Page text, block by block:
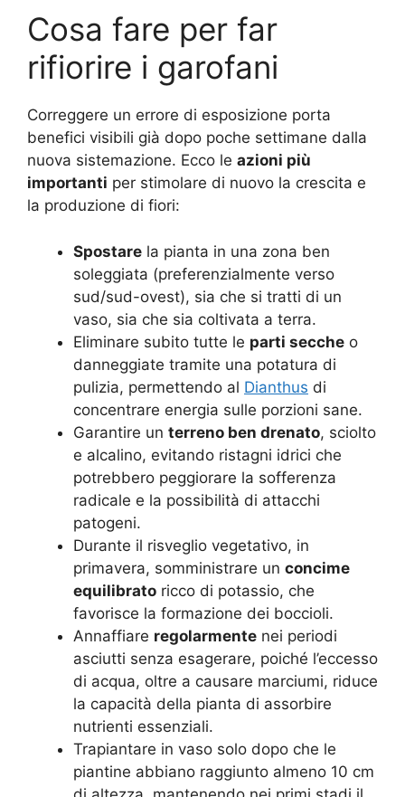
Cosa fare per far
rifiorire i garofani
Correggere un errore di esposizione porta
benefici visibili già dopo poche settimane dalla
nuova sistemazione. Ecco le azioni più
importanti per stimolare di nuovo la crescita e
la produzione di fiori:
Spostare la pianta in una zona ben
soleggiata (preferenzialmente verso
sud/sud-ovest), sia che si tratti di un
vaso, sia che sia coltivata a terra.
Eliminare subito tutte le parti secche o
danneggiate tramite una potatura di
pulizia, permettendo al Dianthus di
concentrare energia sulle porzioni sane.
Garantire un terreno ben drenato, sciolto
e alcalino, evitando ristagni idrici che
potrebbero peggiorare la sofferenza
radicale e la possibilità di attacchi
patogeni.
Durante il risveglio vegetativo, in
primavera, somministrare un concime
equilibrato ricco di potassio, che
favorisce la formazione dei boccioli.
Annaffiare regolarmente nei periodi
asciutti senza esagerare, poiché l’eccesso
di acqua, oltre a causare marciumi, riduce
la capacità della pianta di assorbire
nutrienti essenziali.
Trapiantare in vaso solo dopo che le
piantine abbiano raggiunto almeno 10 cm